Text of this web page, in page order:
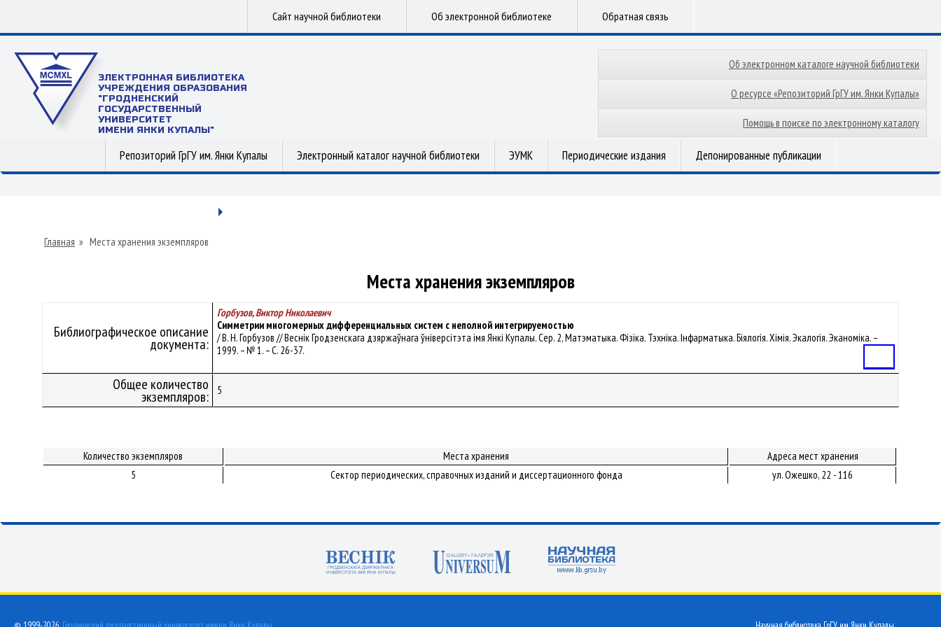
Сайт научной библиотеки Об электронной библиотеке Обратная связь
ЭЛЕКТРОННАЯ БИБЛИОТЕКА
УЧРЕЖДЕНИЯ ОБРАЗОВАНИЯ
"ГРОДНЕНСКИЙ
ГОСУДАРСТВЕННЫЙ
УНИВЕРСИТЕТ
ИМЕНИ ЯНКИ КУПАЛЫ"
Об электронном каталоге научной библиотеки
О ресурсе «Репозиторий ГрГУ им. Янки Купалы»
Помощь в поиске по электронному каталогу
Репозиторий ГрГУ им. Янки Купалы Электронный каталог научной библиотеки ЭУМК Периодические издания Депонированные публикации
Главная » Места хранения экземпляров
Места хранения экземпляров
Библиографическое описание
документа:
Горбузов, Виктор Николаевич
Симметрии многомерных дифференциальных систем с неполной интегрируемостью
/ В. Н. Горбузов // Веснік Гродзенскага дзяржаўнага ўніверсітэта імя Янкі Купалы. Сер. 2, Матэматыка. Фізіка. Тэхніка. Інфарматыка. Біялогія. Хімія. Экалогія. Эканоміка. –
1999. – № 1. – С. 26-37.
Общее количество
экземпляров: 5
Количество экземпляров Места хранения
Адреса мест хранения
5
Сектор периодических, справочных изданий и диссертационного фонда ул. Ожешко, 22 - 116